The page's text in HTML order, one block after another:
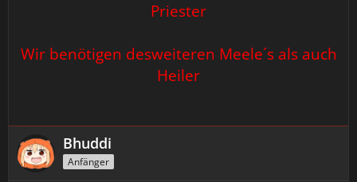
Priester
Wir benötigen desweiteren Meele´s als auch
Heiler
Bhuddi
Anfänger